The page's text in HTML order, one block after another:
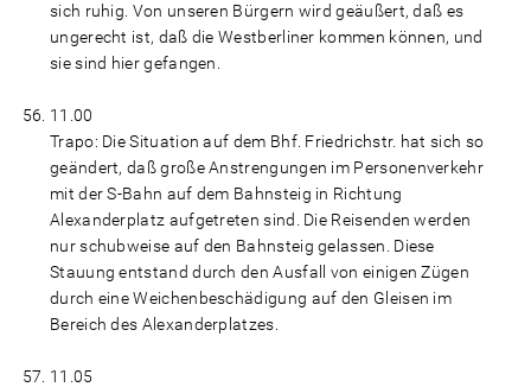
sich ruhig. Von unseren Bürgern wird geäußert, daß es
ungerecht ist, daß die Westberliner kommen können, und
sie sind hier gefangen.
11.00
Trapo: Die Situation auf dem Bhf. Friedrichstr. hat sich so
geändert, daß große Anstrengungen im Personenverkehr
mit der S-Bahn auf dem Bahnsteig in Richtung
Alexanderplatz aufgetreten sind. Die Reisenden werden
nur schubweise auf den Bahnsteig gelassen. Diese
Stauung entstand durch den Ausfall von einigen Zügen
durch eine Weichenbeschädigung auf den Gleisen im
Bereich des Alexanderplatzes.
11.05